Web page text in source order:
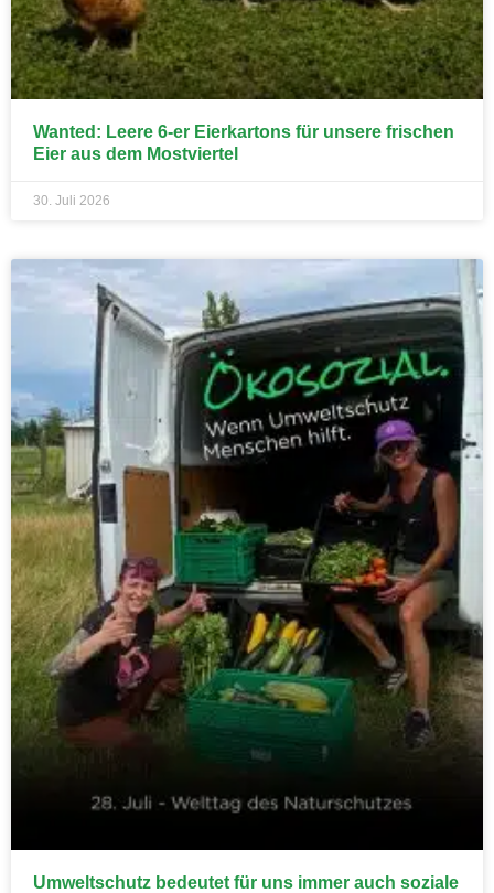
Wanted: Leere 6-er Eierkartons für unsere frischen
Eier aus dem Mostviertel
30. Juli 2026
Umweltschutz bedeutet für uns immer auch soziale